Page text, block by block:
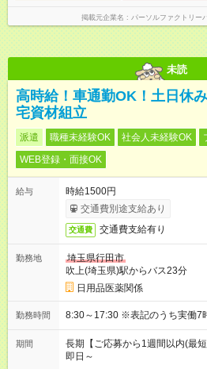
掲載元企業名 パーソルファクトリー
未読
高時給！車通勤OK！土日休
宅資材組立
派遣 職種未経験OK 社会人未経験OK
WEB登録・面接OK
給与
時給1500円
交通費別途支給あり
交通費 交通費支給有り
勤務地
埼玉県行田市
吹上(埼玉県)駅からバス23分
日用品医薬関係
勤務時間 8:30～17:30 ※表記のうち
期間
長期【ご応募から1週間以内(最
即日～